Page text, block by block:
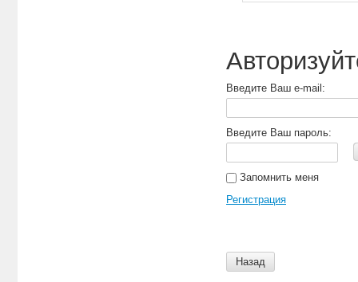
Введите Ваш e-mail:
Введите Ваш пароль:
Запомнить меня
Регистрация
Назад